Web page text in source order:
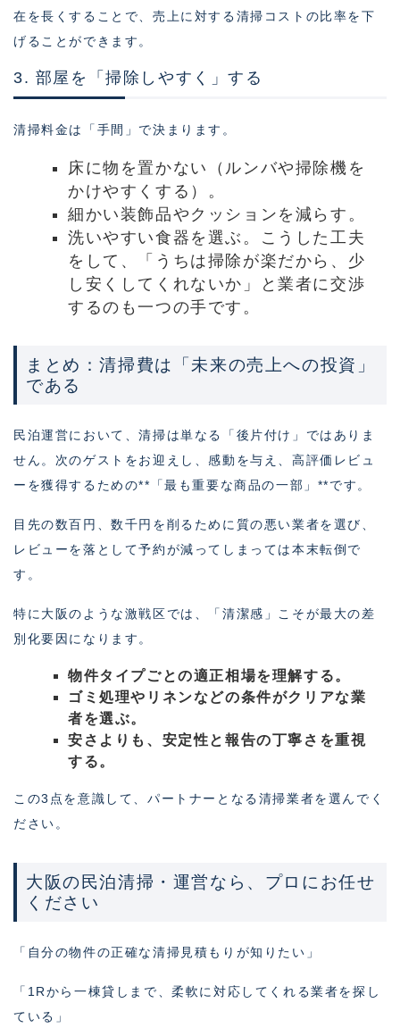
在を長くすることで、売上に対する清掃コストの比率を下
げることができます。
3. 部屋を「掃除しやすく」する
清掃料金は「手間」で決まります。
床に物を置かない（ルンバや掃除機を
かけやすくする）。
細かい装飾品やクッションを減らす。
洗いやすい食器を選ぶ。こうした工夫
をして、「うちは掃除が楽だから、少
し安くしてくれないか」と業者に交渉
するのも一つの手です。
まとめ：清掃費は「未来の売上への投資」
である
民泊運営において、清掃は単なる「後片付け」ではありま
せん。次のゲストをお迎えし、感動を与え、高評価レビュ
ーを獲得するための**「最も重要な商品の一部」**です。
目先の数百円、数千円を削るために質の悪い業者を選び、
レビューを落として予約が減ってしまっては本末転倒で
す。
特に大阪のような激戦区では、「清潔感」こそが最大の差
別化要因になります。
物件タイプごとの適正相場を理解する。
ゴミ処理やリネンなどの条件がクリアな業
者を選ぶ。
安さよりも、安定性と報告の丁寧さを重視
する。
この3点を意識して、パートナーとなる清掃業者を選んでく
ださい。
大阪の民泊清掃・運営なら、プロにお任せ
ください
「自分の物件の正確な清掃見積もりが知りたい」
「1Rから一棟貸しまで、柔軟に対応してくれる業者を探し
ている」